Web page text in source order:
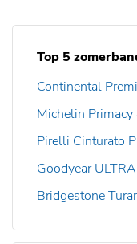
Top 5
Continental
Michelin Primacy
Pirelli Cinturato
Goodyear
Bridgestone